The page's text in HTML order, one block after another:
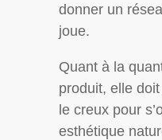
donner un
joue.
Quant à la
produit, elle
le creux pour
esthétique